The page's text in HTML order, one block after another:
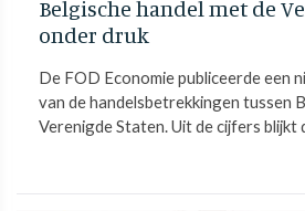
Belgische handel met de
onder druk
De FOD Economie publiceerde een
van de handelsbetrekkingen tussen
Verenigde Staten. Uit de cijfers blijkt